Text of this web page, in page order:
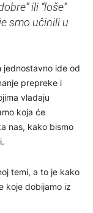
ili “loše”
smo učinili u
jednostavno ide od
prepreke i
vladaju
koja će
nas, kako bismo
temi, a to je kako
koje dobijamo iz